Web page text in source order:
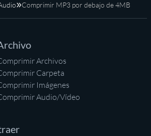
Comprimir MP3 por debajo de 4MB
Archivos
Carpeta
Imágenes
Audio/Vídeo